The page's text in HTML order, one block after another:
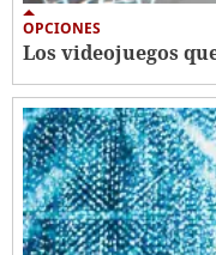
OPCIONES
Los videojuegos